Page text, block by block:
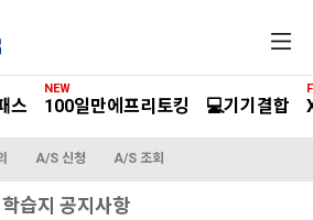
메
스 100일만에프리토킹
NEW
💻기기결합
A/S 신청 A/S 조회
학습지 공지사항